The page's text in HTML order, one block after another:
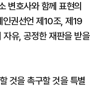
변호사와 함께 표현의
권선언 제10조, 제19
유, 공정한 재판을 받을
것을 촉구할 것을 특별